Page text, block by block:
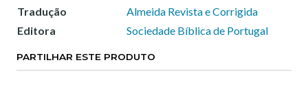
Tradução
Almeida Revista e Corrigida
Editora
Sociedade Bíblica de Portugal
PARTILHAR ESTE PRODUTO